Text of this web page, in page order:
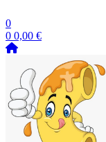
0
0 0,00 €